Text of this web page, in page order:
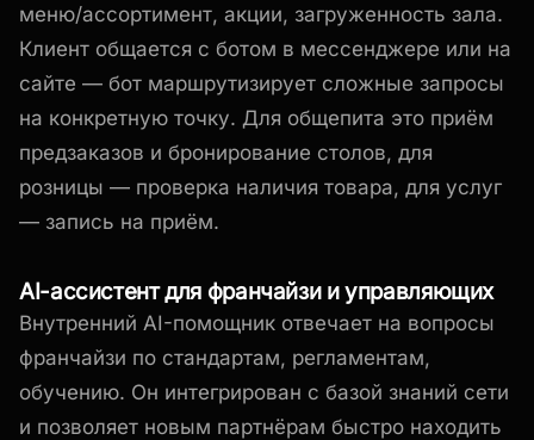
меню/ассортимент, акции, загруженность зала.
Клиент общается с ботом в мессенджере или на
сайте — бот маршрутизирует сложные запросы
на конкретную точку. Для общепита это приём
предзаказов и бронирование столов, для
розницы — проверка наличия товара, для услуг
— запись на приём.
AI-ассистент для франчайзи и управляющих
Внутренний AI-помощник отвечает на вопросы
франчайзи по стандартам, регламентам,
обучению. Он интегрирован с базой знаний сети
и позволяет новым партнёрам быстро находить